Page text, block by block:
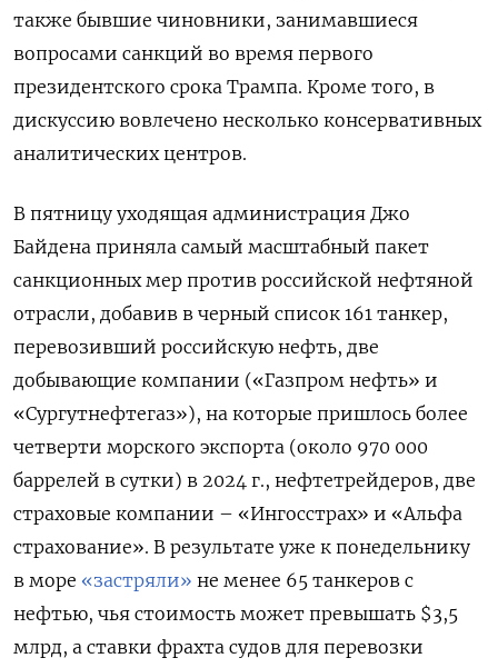
также бывшие чиновники, занимавшиеся
вопросами санкций во время первого
президентского срока Трампа. Кроме того, в
дискуссию вовлечено несколько консервативных
аналитических центров.
В пятницу уходящая администрация Джо
Байдена приняла самый масштабный пакет
санкционных мер против российской нефтяной
отрасли, добавив в черный список 161 танкер,
перевозивший российскую нефть, две
добывающие компании («Газпром нефть» и
«Сургутнефтегаз»), на которые пришлось более
четверти морского экспорта (около 970 000
баррелей в сутки) в 2024 г., нефтетрейдеров, две
страховые компании – «Ингосстрах» и «Альфа
страхование». В результате уже к понедельнику
в море «застряли» не менее 65 танкеров с
нефтью, чья стоимость может превышать $3,5
млрд, а ставки фрахта судов для перевозки